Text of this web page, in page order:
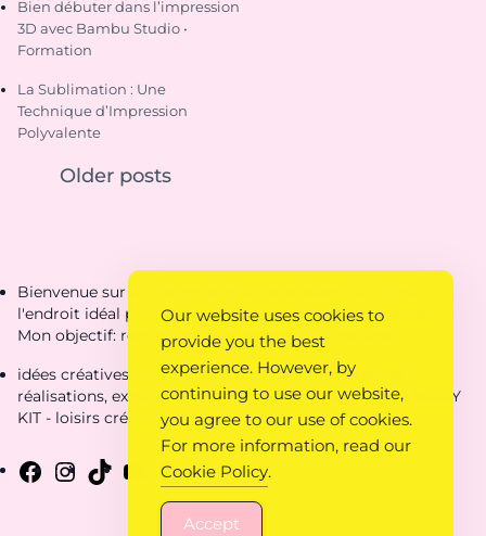
Bien débuter dans l’impression
3D avec Bambu Studio •
Formation
La Sublimation : Une
Technique d’Impression
Polyvalente
Older posts
Bienvenue sur la chaîne de Bricolage Mamy Kit C'est
l'endroit idéal pour découvrir des créations étonnantes.
Mon objectif: rendre ta vie de parent plus pratique.
idées créatives, loisirs créatifs, coloriages, fiches de
réalisations, explications, idées pour loisirs créatifs - MAMY
KIT - loisirs créatifs
Our website uses cookies to
provide you the best
experience. However, by
continuing to use our website,
you agree to our use of cookies.
For more information, read our
Cookie Policy.
Accept